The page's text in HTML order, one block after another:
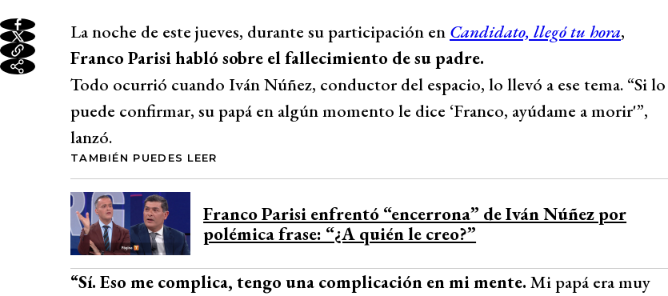
La noche de este jueves, durante su participación en Candidato, llegó tu hora,
Franco Parisi habló sobre el fallecimiento de su padre.
Todo ocurrió cuando Iván Núñez, conductor del espacio, lo llevó a ese tema. “Si lo
puede confirmar, su papá en algún momento le dice ‘Franco, ayúdame a morir'”,
lanzó.
TAMBIÉN PUEDES LEER
Franco Parisi enfrentó “encerrona” de Iván Núñez por
polémica frase: “¿A quién le creo?”
“Sí. Eso me complica, tengo una complicación en mi mente. Mi papá era muy